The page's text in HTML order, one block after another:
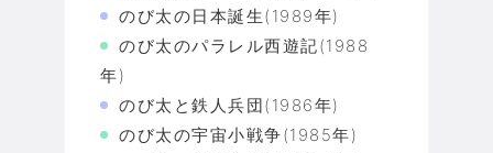
のび太の日本誕生(1989年)
のび太のパラレル西遊記(1988
年)
のび太と鉄人兵団(1986年)
のび太の宇宙小戦争(1985年)